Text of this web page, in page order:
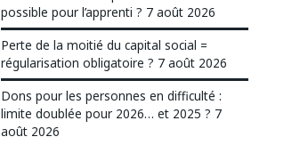
possible pour l’apprenti ? 7 août 2026
Perte de la moitié du capital social =
régularisation obligatoire ? 7 août 2026
Dons pour les personnes en difficulté :
limite doublée pour 2026… et 2025 ? 7
août 2026